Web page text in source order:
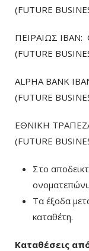
(FUTURE
ΠΕΙΡΑΙΩΣ ΙΒΑΝ:
(FUTURE
ALPHA BANK
(FUTURE
ΕΘΝΙΚΗ
(FUTURE
Στο
Τα έξοδα
καταθέτη.
Καταθέσεις